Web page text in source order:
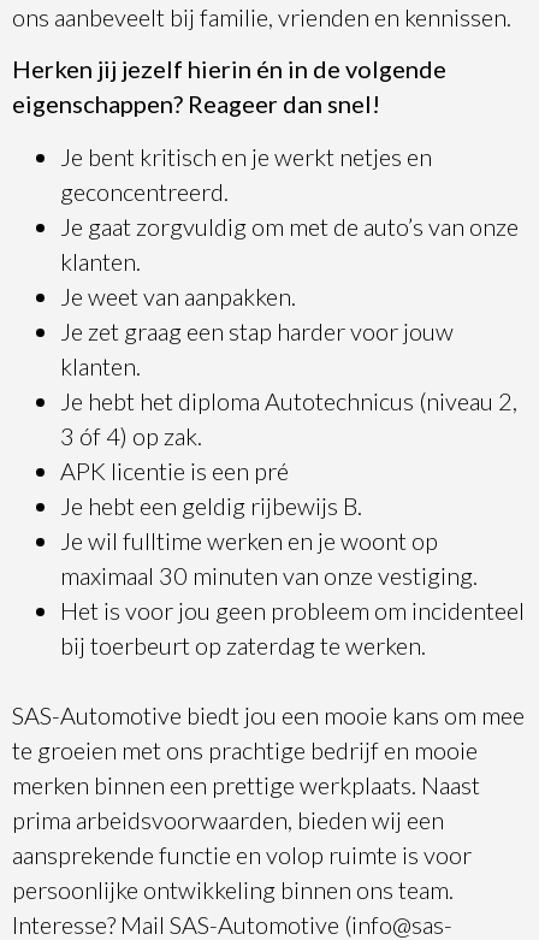
ons aanbeveelt bij familie, vrienden en kennissen.
Herken jij jezelf hierin én in de volgende
eigenschappen? Reageer dan snel!
Je bent kritisch en je werkt netjes en
geconcentreerd.
Je gaat zorgvuldig om met de auto’s van onze
klanten.
Je weet van aanpakken.
Je zet graag een stap harder voor jouw
klanten.
Je hebt het diploma Autotechnicus (niveau 2,
3 óf 4) op zak.
APK licentie is een pré
Je hebt een geldig rijbewijs B.
Je wil fulltime werken en je woont op
maximaal 30 minuten van onze vestiging.
Het is voor jou geen probleem om incidenteel
bij toerbeurt op zaterdag te werken.
SAS-Automotive biedt jou een mooie kans om mee
te groeien met ons prachtige bedrijf en mooie
merken binnen een prettige werkplaats. Naast
prima arbeidsvoorwaarden, bieden wij een
aansprekende functie en volop ruimte is voor
persoonlijke ontwikkeling binnen ons team.
Interesse? Mail SAS-Automotive (info@sas-